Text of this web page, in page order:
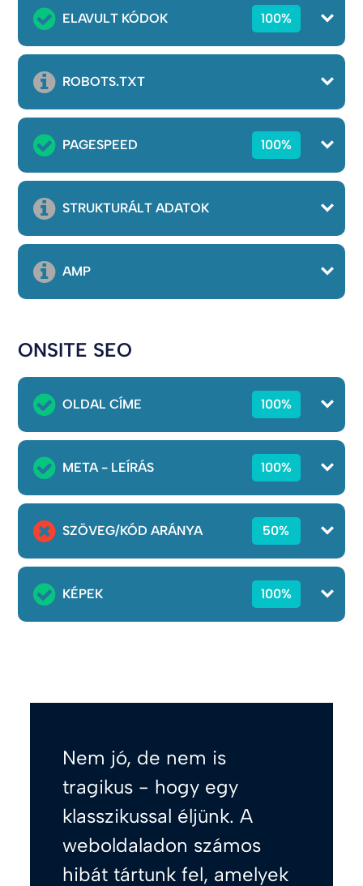
ELAVULT KÓDOK 100%
ROBOTS.TXT
PAGESPEED 100%
STRUKTURÁLT ADATOK
AMP
ONSITE SEO
OLDAL CÍME 100%
META - LEÍRÁS 100%
SZÖVEG/KÓD ARÁNYA 50%
KÉPEK 100%
Nem jó, de nem is
tragikus - hogy egy
klasszikussal éljünk. A
weboldaladon számos
hibát tártunk fel, amelyek